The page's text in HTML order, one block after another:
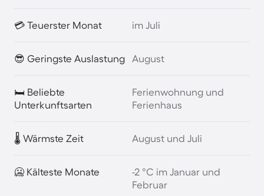
💳 Teuerster Monat im Juli
😎 Geringste Auslastung August
🛏️ Beliebte
Unterkunftsarten
Ferienwohnung und
Ferienhaus
🌡️ Wärmste Zeit August und Juli
🥶 Kälteste Monate
-2 °C im Januar und
Februar